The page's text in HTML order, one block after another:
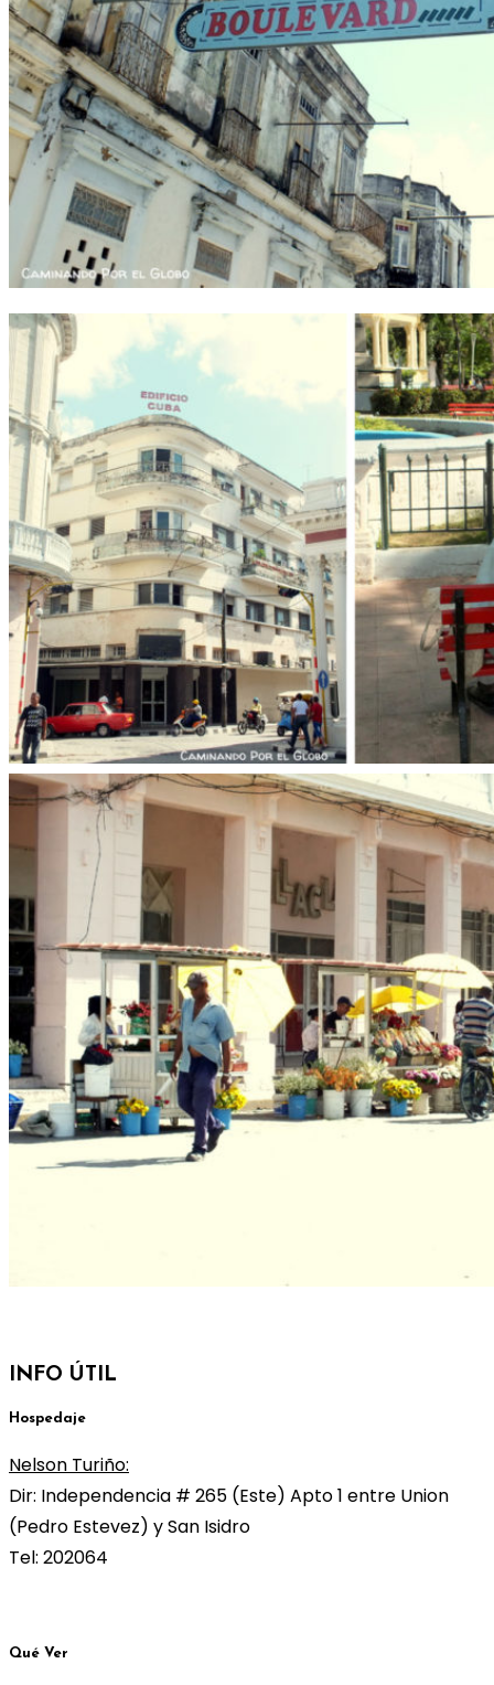
INFO ÚTIL
Hospedaje
Nelson Turiño:
Dir: Independencia # 265 (Este) Apto 1 entre Union
(Pedro Estevez) y San Isidro
Tel: 202064
Qué Ver